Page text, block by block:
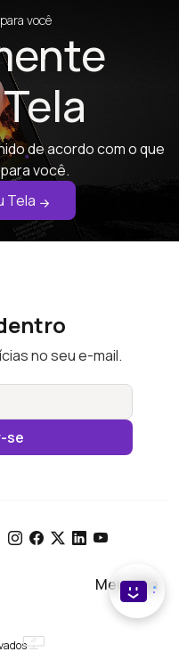
você
de acordo com o que
você.
Tela
no seu e-mail.
se
Meu Tela